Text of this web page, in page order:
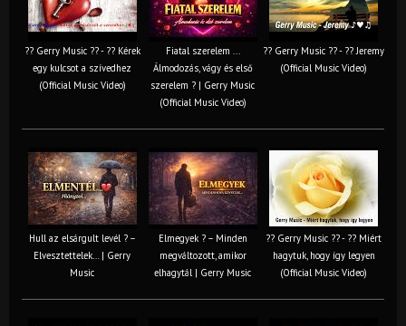
?? Gerry Music ?? - ?? Kérek
egy kulcsot a szívedhez
(Official Music Video)
Fiatal szerelem ...
Álmodozás, vágy és első
szerelem ? | Gerry Music
(Official Music Video)
?? Gerry Music ?? - ?? Jeremy
(Official Music Video)
Hull az elsárgult levél ? –
Elvesztettelek… | Gerry
Music
Elmegyek ? – Minden
megváltozott, amikor
elhagytál | Gerry Music
?? Gerry Music ?? - ?? Miért
hagytuk, hogy így legyen
(Official Music Video)